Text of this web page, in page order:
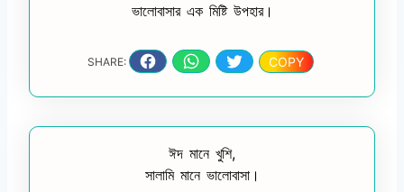
ভালোবাসার এক মিষ্টি উপহার।
SHARE: COPY
ঈদ মানে খুশি,
সালামি মানে ভালোবাসা।